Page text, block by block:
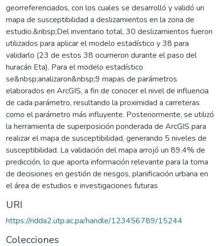
georreferenciados, con los cuales se desarrolló y validó un
mapa de susceptibilidad a deslizamientos en la zona de
estudio.&nbsp;Del inventario total, 30 deslizamientos fueron
utilizados para aplicar el modelo estadístico y 38 para
validarlo (23 de estos 38 ocurrieron durante el paso del
huracán Eta). Para el modelo estadístico
se&nbsp;analizaron&nbsp;9 mapas de parámetros
elaborados en ArcGIS, a fin de conocer el nivel de influencia
de cada parámetro, resultando la proximidad a carreteras
como el parámetro más influyente. Posteriormente, se utilizó
la herramienta de superposición ponderada de ArcGIS para
realizar el mapa de susceptibilidad, generando 5 niveles de
susceptibilidad. La validación del mapa arrojó un 89.4% de
predicción, lo que aporta información relevante para la toma
de decisiones en gestión de riesgos, planificación urbana en
el área de estudios e investigaciones futuras
URI
https://ridda2.utp.ac.pa/handle/123456789/15244
Colecciones